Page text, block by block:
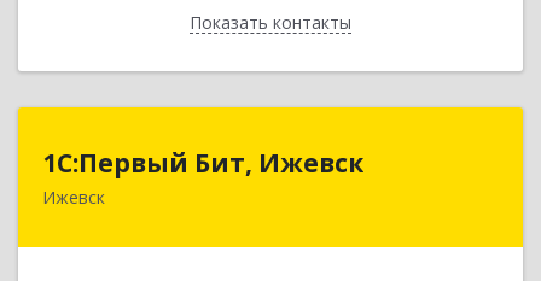
Показать контакты
Назад
1С:Первый Бит, Ижевск
Ижевск
1С:Первый Бит, Ижевск